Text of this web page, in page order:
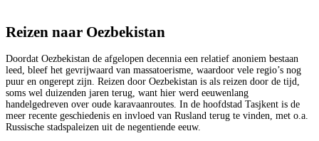
Reizen naar Oezbekistan
Doordat Oezbekistan de afgelopen decennia een relatief anoniem bestaan
leed, bleef het gevrijwaard van massatoerisme, waardoor vele regio’s nog
puur en ongerept zijn. Reizen door Oezbekistan is als reizen door de tijd,
soms wel duizenden jaren terug, want hier werd eeuwenlang
handelgedreven over oude karavaanroutes. In de hoofdstad Tasjkent is de
meer recente geschiedenis en invloed van Rusland terug te vinden, met o.a.
Russische stadspaleizen uit de negentiende eeuw.